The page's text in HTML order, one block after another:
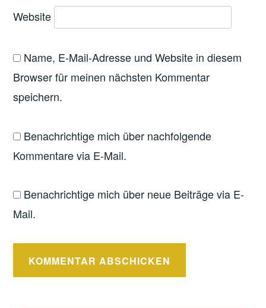
Website
Name, E-Mail-Adresse und Website in diesem
Browser für meinen nächsten Kommentar
speichern.
Benachrichtige mich über nachfolgende
Kommentare via E-Mail.
Benachrichtige mich über neue Beiträge via E-
Mail.